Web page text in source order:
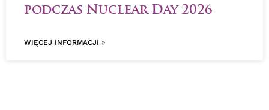
podczas Nuclear Day 2026
WIĘCEJ INFORMACJI »